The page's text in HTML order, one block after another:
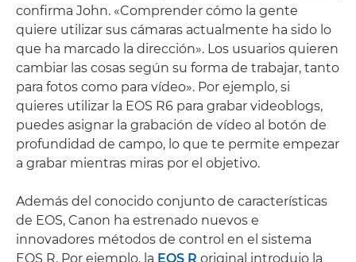
confirma John. «Comprender cómo la gente
quiere utilizar sus cámaras actualmente ha sido lo
que ha marcado la dirección». Los usuarios quieren
cambiar las cosas según su forma de trabajar, tanto
para fotos como para vídeo». Por ejemplo, si
quieres utilizar la EOS R6 para grabar videoblogs,
puedes asignar la grabación de vídeo al botón de
profundidad de campo, lo que te permite empezar
a grabar mientras miras por el objetivo.
Además del conocido conjunto de características
de EOS, Canon ha estrenado nuevos e
innovadores métodos de control en el sistema
EOS R. Por ejemplo, la EOS R original introdujo la